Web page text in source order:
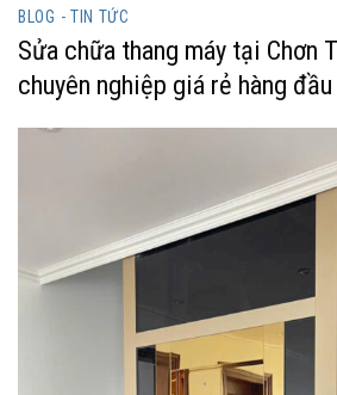
BLOG - TIN TỨC
Sửa chữa thang máy tại Chơn
chuyên nghiệp giá rẻ hàng đầu